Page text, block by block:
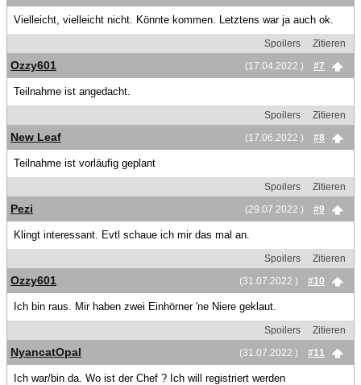
Vielleicht, vielleicht nicht. Könnte kommen. Letztens war ja auch ok.
Spoilers
Zitieren
(17.04.2022 )
#7
Ozzy601
Teilnahme ist angedacht.
Spoilers
Zitieren
(17.06.2022 )
#8
New Leaf
Teilnahme ist vorläufig geplant
Spoilers
Zitieren
(29.07.2022 )
#9
Pezi
Klingt interessant. Evtl schaue ich mir das mal an.
Spoilers
Zitieren
(31.07.2022 )
#10
Ozzy601
Ich bin raus. Mir haben zwei Einhörner 'ne Niere geklaut.
Spoilers
Zitieren
(31.07.2022 )
#11
NyancatOpal
Ich war/bin da. Wo ist der Chef ? Ich will registriert werden